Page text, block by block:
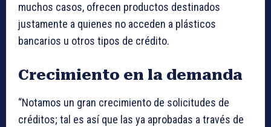
muchos casos, ofrecen productos destinados
justamente a quienes no acceden a plásticos
bancarios u otros tipos de crédito.
Crecimiento en la demanda
“Notamos un gran crecimiento de solicitudes de
créditos; tal es así que las ya aprobadas a través de